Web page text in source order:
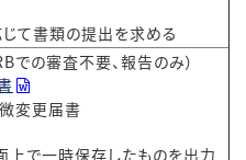
て書類の提出を求める
での審査不要、報告のみ）
変更届書
で一時保存したものを出力